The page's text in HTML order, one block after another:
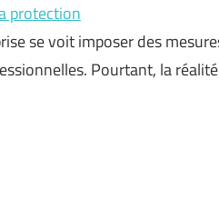
protection
se voit imposer des
Pourtant, la